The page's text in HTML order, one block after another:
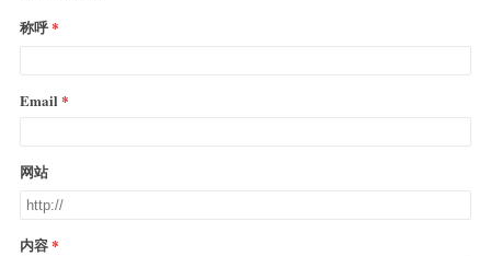
称呼
Email
网站
内容